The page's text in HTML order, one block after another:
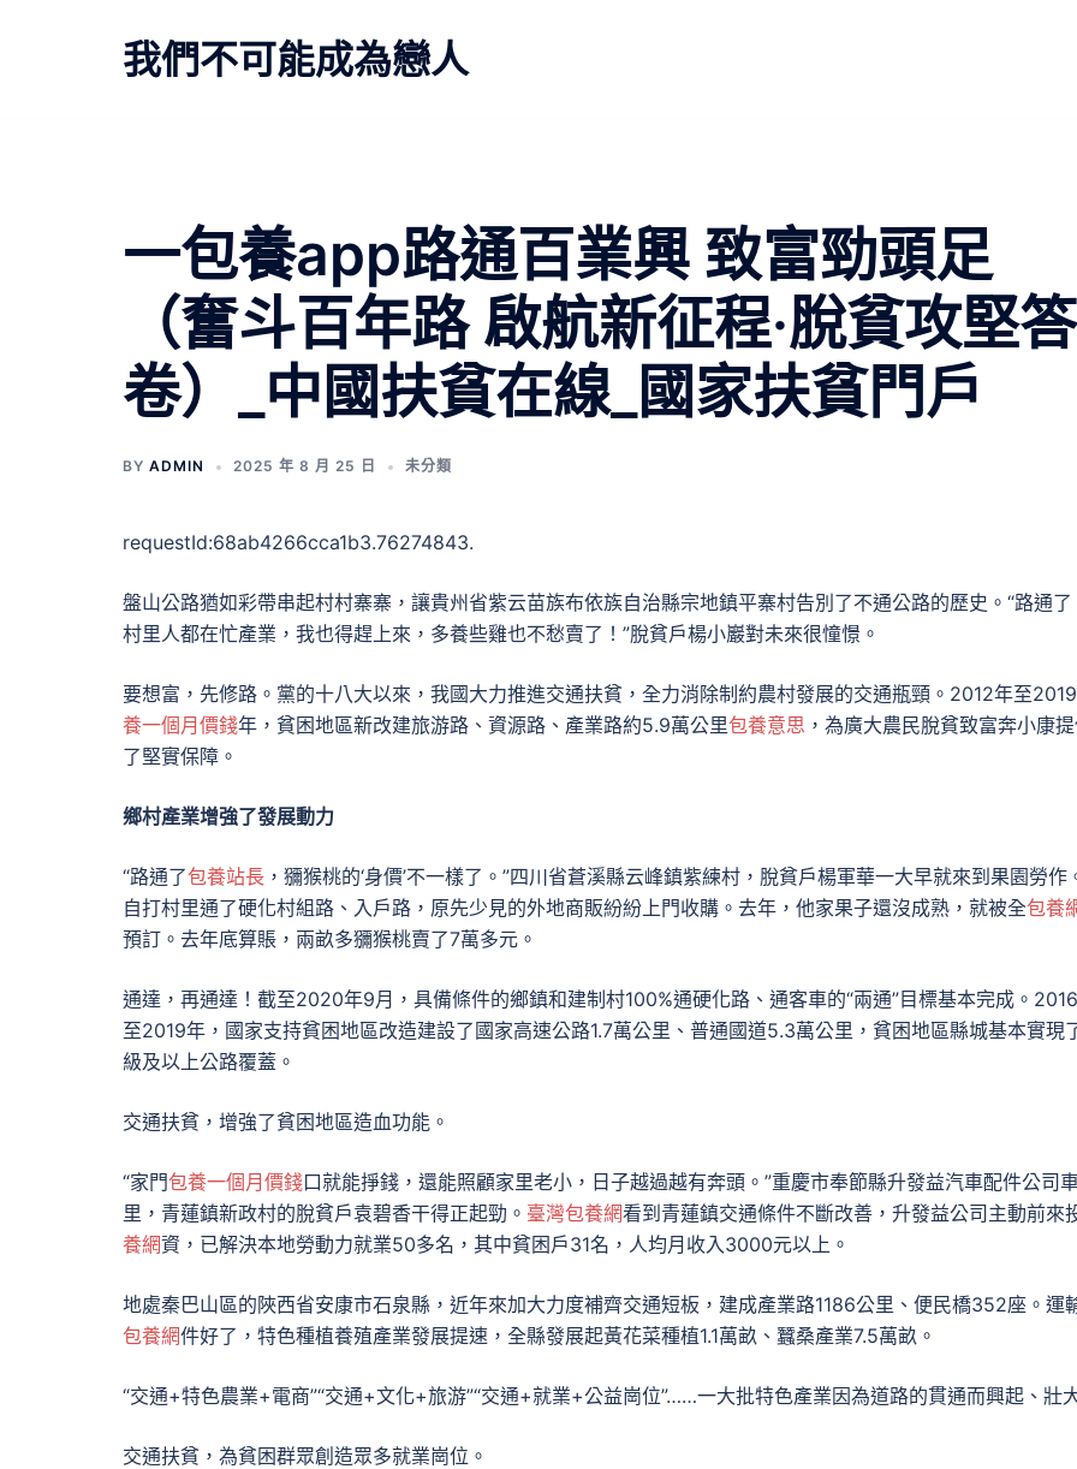
我們不可能成為戀人
一包養app路通百業興 致富勁頭足
（奮斗百年路 啟航新征程·脫貧攻堅答
卷）_中國扶貧在線_國家扶貧門戶
BY ADMIN 2025 年 8 月 25 日 未分類
requestId:68ab4266cca1b3.76274843.
盤山公路猶如彩帶串起村村寨寨，讓貴州省紫云苗族布依族自治縣宗地鎮平寨村告別了不通公路的歷史。“路通了
村里人都在忙產業，我也得趕上來，多養些雞也不愁賣了！”脫貧戶楊小巖對未來很憧憬。
要想富，先修路。黨的十八大以來，我國大力推進交通扶貧，全力消除制約農村發展的交通瓶頸。2012年至2019
養一個月價錢年，貧困地區新改建旅游路、資源路、產業路約5.9萬公里包養意思 ，為廣大農民脫貧致富奔小康
了堅實保障。
鄉村產業增強了發展動力
“路通了包養站長 ，獼猴桃的‘身價’不一樣了。”四川省蒼溪縣云峰鎮紫練村，脫貧戶楊軍華一大早就來到果園勞作
自打村里通了硬化村組路、入戶路，原先少見的外地商販紛紛上門收購。去年，他家果子還沒成熟，就被全包養
預訂。去年底算賬，兩畝多獼猴桃賣了7萬多元。
通達，再通達！截至2020年9月，具備條件的鄉鎮和建制村100%通硬化路、通客車的“兩通”目標基本完成。
至2019年，國家支持貧困地區改造建設了國家高速公路1.7萬公里、普通國道5.3萬公里，貧困地區縣城基本實現
級及以上公路覆蓋。
交通扶貧，增強了貧困地區造血功能。
“家門包養一個月價錢口就能掙錢，還能照顧家里老小，日子越過越有奔頭。”重慶市奉節縣升發益汽車配件公司
里，青蓮鎮新政村的脫貧戶袁碧香干得正起勁。 臺灣包養網看到青蓮鎮交通條件不斷改善，升發益公司主動前來
養網資，已解決本地勞動力就業50多名，其中貧困戶31名，人均月收入3000元以上。
地處秦巴山區的陜西省安康市石泉縣，近年來加大力度補齊交通短板，建成產業路1186公里、便民橋352座。運
包養網件好了，特色種植養殖產業發展提速，全縣發展起黃花菜種植1.1萬畝、蠶桑產業7.5萬畝。
“交通+特色農業+電商”“交通+文化+旅游”“交通+就業+公益崗位”……一大批特色產業因為道路的貫通而興起、壯
交通扶貧，為貧困群眾創造眾多就業崗位。